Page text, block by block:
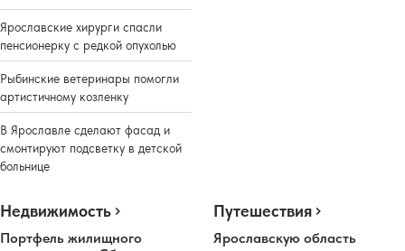
Ярославские хирурги спасли
пенсионерку с редкой опухолью
Рыбинские ветеринары помогли
артистичному козленку
В Ярославле сделают фасад и
смонтируют подсветку в детской
больнице
Недвижимость
Портфель жилищного
Путешествия
Ярославскую область